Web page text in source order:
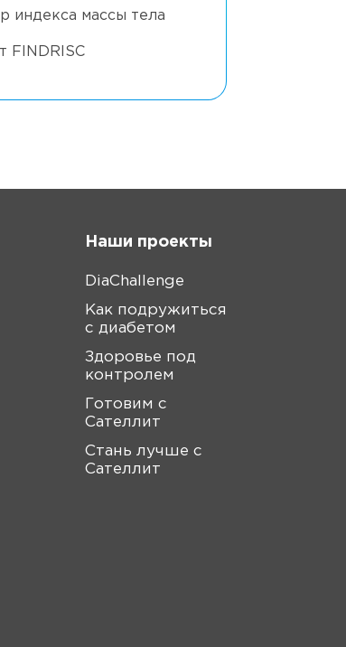
индекса массы тела
FINDRISC
Наши проекты
DiaChallenge
Как подружиться
с диабетом
Здоровье под
контролем
Готовим с
Сателлит
Стань лучше с
Сателлит